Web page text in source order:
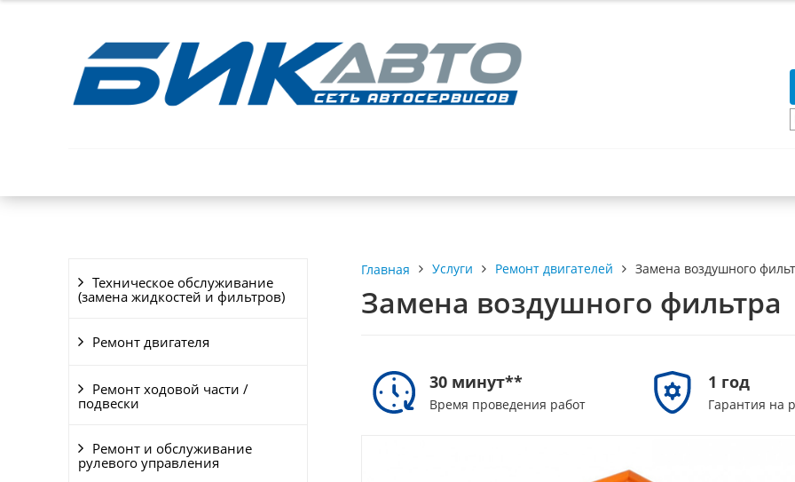
Техническое обслуживание
(замена жидкостей и фильтров)
Ремонт двигателя
Ремонт ходовой части /
подвески
Ремонт и обслуживание
рулевого управления
Главная Услуги Ремонт двигателей Замена воздушного
Замена воздушного фильтра
30 минут**
Время проведения работ
1 год
Гарантия на